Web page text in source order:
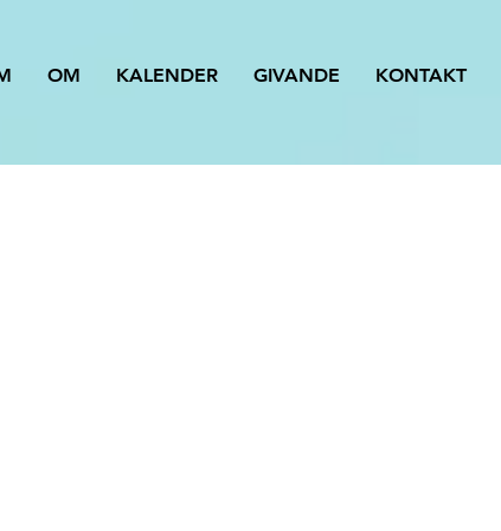
OM KALENDER GIVANDE KONTAKT